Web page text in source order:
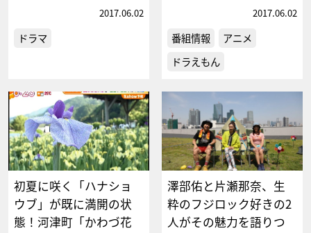
2017.06.02
ドラマ
2017.06.02
番組情報
アニメ
ドラえもん
初夏に咲く「ハナショ
ウブ」が既に満開の状
態！河津町「かわづ花
澤部佑と片瀬那奈、生
粋のフジロック好きの2
人がその魅力を語りつ